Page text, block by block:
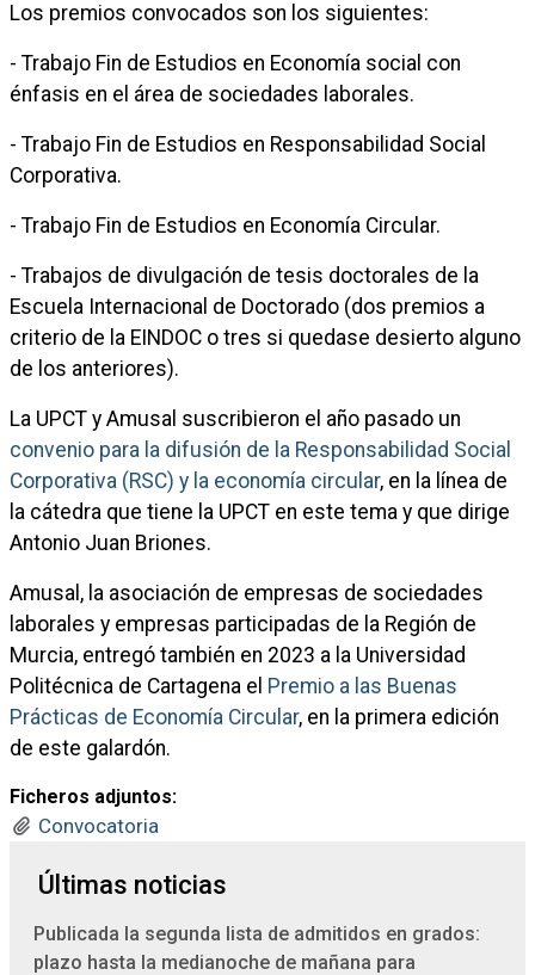
Los premios convocados son los siguientes:
- Trabajo Fin de Estudios en Economía social con
énfasis en el área de sociedades laborales.
- Trabajo Fin de Estudios en Responsabilidad Social
Corporativa.
- Trabajo Fin de Estudios en Economía Circular.
- Trabajos de divulgación de tesis doctorales de la
Escuela Internacional de Doctorado (dos premios a
criterio de la EINDOC o tres si quedase desierto alguno
de los anteriores).
La UPCT y Amusal suscribieron el año pasado un
convenio para la difusión de la Responsabilidad Social
Corporativa (RSC) y la economía circular, en la línea de
la cátedra que tiene la UPCT en este tema y que dirige
Antonio Juan Briones.
Amusal, la asociación de empresas de sociedades
laborales y empresas participadas de la Región de
Murcia, entregó también en 2023 a la Universidad
Politécnica de Cartagena el Premio a las Buenas
Prácticas de Economía Circular, en la primera edición
de este galardón.
Ficheros adjuntos:
Convocatoria
Últimas noticias
Publicada la segunda lista de admitidos en grados:
plazo hasta la medianoche de mañana para